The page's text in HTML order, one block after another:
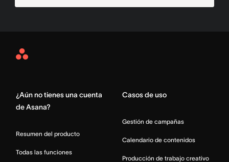
Asana
¿Aún no tienes una cuenta
de Asana?
Resumen del producto
Todas las funciones
Casos de uso
Gestión de campañas
Calendario de contenidos
Producción de trabajo creativo